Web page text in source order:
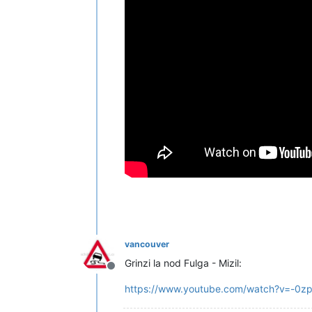
Deconectat
vancouver
Grinzi la nod Fulga - Mizil:
https://www.youtube.com/watch?v=-